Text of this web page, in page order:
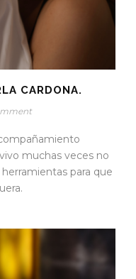
CARDONA.
muchas veces no
para que